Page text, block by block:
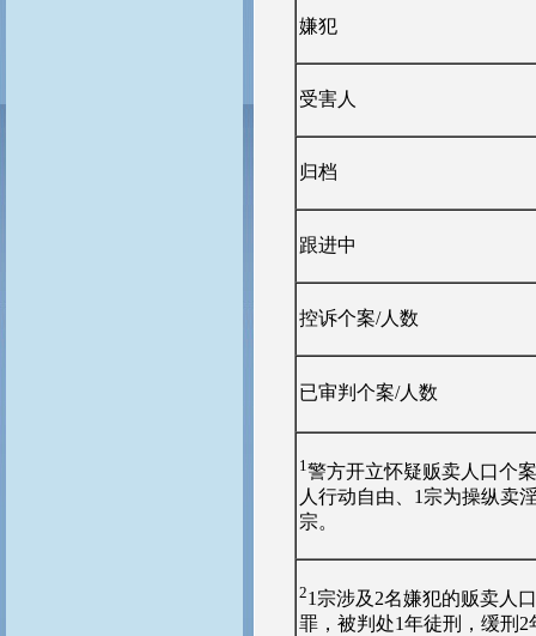
嫌犯
受害人
归档
跟进中
控诉个案/人数
已审判个案/人数
1警方开立怀疑贩卖人口个
人行动自由、1宗为操纵卖
宗。
21宗涉及2名嫌犯的贩卖人
罪，被判处1年徒刑，缓刑